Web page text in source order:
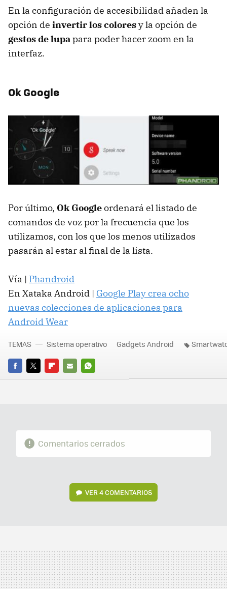
En la configuración de accesibilidad añaden la
opción de invertir los coloresy la opción de
gestos de lupa para poder hacer zoom en la
interfaz.
Ok Google
Por último, Ok Googleordenará el listado de
comandos de voz por la frecuencia que los
utilizamos, con los que los menos utilizados
pasarán al estar al final de la lista.
Vía | Phandroid
En Xataka Android | Google Play crea ocho
nuevas colecciones de aplicaciones para
Android Wear
FACEBOOK
TWITTERFLIPBOARD
E-
WHATSAPP
TEMAS Sistema operativo Gadgets Android
Comentarios cerrados
VER 4 COMENTARIOS